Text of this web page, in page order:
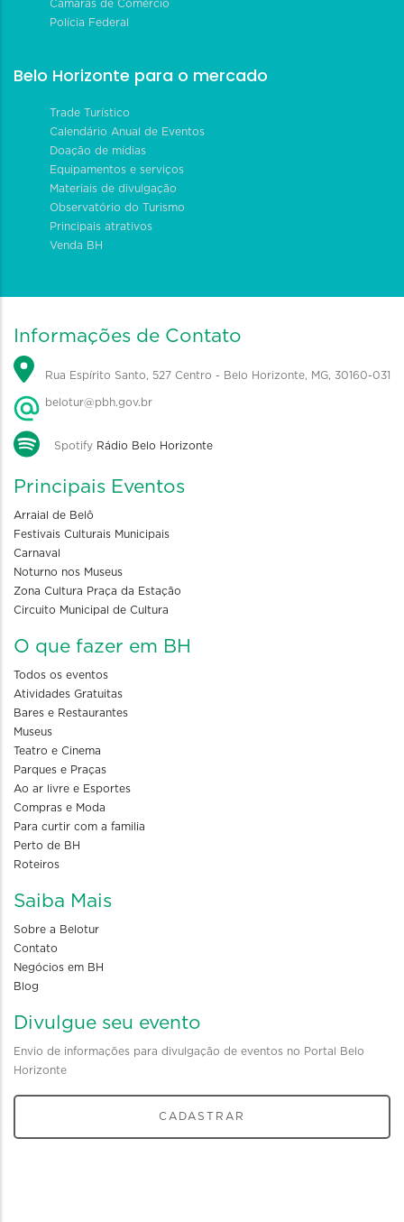
Câmaras de Comércio
Polícia Federal
Belo Horizonte para o mercado
Trade Turístico
Calendário Anual de Eventos
Doação de mídias
Equipamentos e serviços
Materiais de divulgação
Observatório do Turismo
Principais atrativos
Venda BH
Informações de Contato
Rua Espírito Santo, 527 Centro - Belo Horizonte, MG, 30160-031
belotur@pbh.gov.br
Spotify Rádio Belo Horizonte
Principais Eventos
Arraial de Belô
Festivais Culturais Municipais
Carnaval
Noturno nos Museus
Zona Cultura Praça da Estação
Circuito Municipal de Cultura
O que fazer em BH
Todos os eventos
Atividades Gratuitas
Bares e Restaurantes
Museus
Teatro e Cinema
Parques e Praças
Ao ar livre e Esportes
Compras e Moda
Para curtir com a familia
Perto de BH
Roteiros
Saiba Mais
Sobre a Belotur
Contato
Negócios em BH
Blog
Divulgue seu evento
Envio de informações para divulgação de eventos no Portal Belo
Horizonte
CADASTRAR